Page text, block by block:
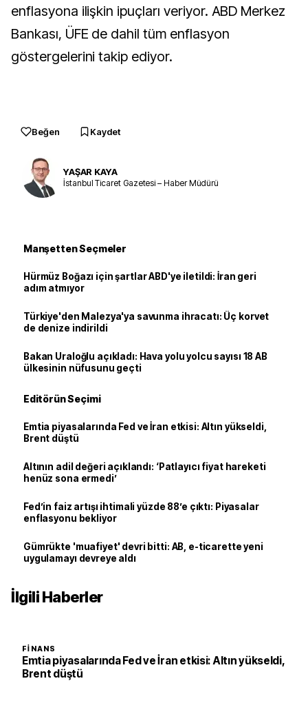
enflasyona ilişkin ipuçları veriyor. ABD Merkez
Bankası, ÜFE de dahil tüm enflasyon
göstergelerini takip ediyor.
Beğen Kaydet
YAŞAR KAYA
İstanbul Ticaret Gazetesi – Haber Müdürü
Manşetten Seçmeler
Hürmüz Boğazı için şartlar ABD'ye iletildi: İran geri
adım atmıyor
Türkiye'den Malezya'ya savunma ihracatı: Üç korvet
de denize indirildi
Bakan Uraloğlu açıkladı: Hava yolu yolcu sayısı 18 AB
ülkesinin nüfusunu geçti
Editörün Seçimi
Emtia piyasalarında Fed ve İran etkisi: Altın yükseldi,
Brent düştü
Altının adil değeri açıklandı: ‘Patlayıcı fiyat hareketi
henüz sona ermedi’
Fed’in faiz artışı ihtimali yüzde 88’e çıktı: Piyasalar
enflasyonu bekliyor
Gümrükte 'muafiyet' devri bitti: AB, e-ticarette yeni
uygulamayı devreye aldı
İlgili Haberler
FINANS
Emtia piyasalarında Fed ve İran etkisi: Altın yükseldi,
Brent düştü